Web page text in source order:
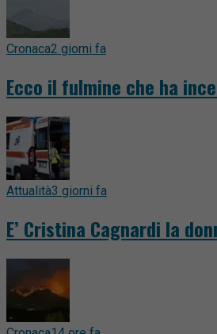
Cronaca2 giorni fa
Ecco il fulmine che ha
Attualità3 giorni fa
E’ Cristina Cagnardi la